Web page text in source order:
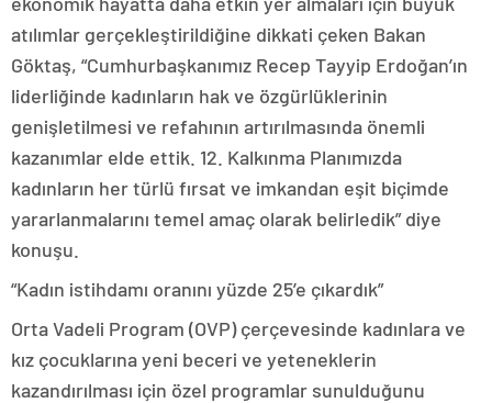
atılımlar gerçekleştirildiğine dikkati çeken Bakan
Göktaş, “Cumhurbaşkanımız Recep Tayyip Erdoğan’ın
liderliğinde kadınların hak ve özgürlüklerinin
genişletilmesi ve refahının artırılmasında önemli
kazanımlar elde ettik. 12. Kalkınma Planımızda
kadınların her türlü fırsat ve imkandan eşit biçimde
yararlanmalarını temel amaç olarak belirledik” diye
konuşu.
“Kadın istihdamı oranını yüzde 25’e çıkardık”
Orta Vadeli Program (OVP) çerçevesinde kadınlara ve
kız çocuklarına yeni beceri ve yeteneklerin
kazandırılması için özel programlar sunulduğunu